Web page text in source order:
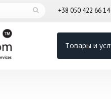
+38 050 422 66 14
Товары и